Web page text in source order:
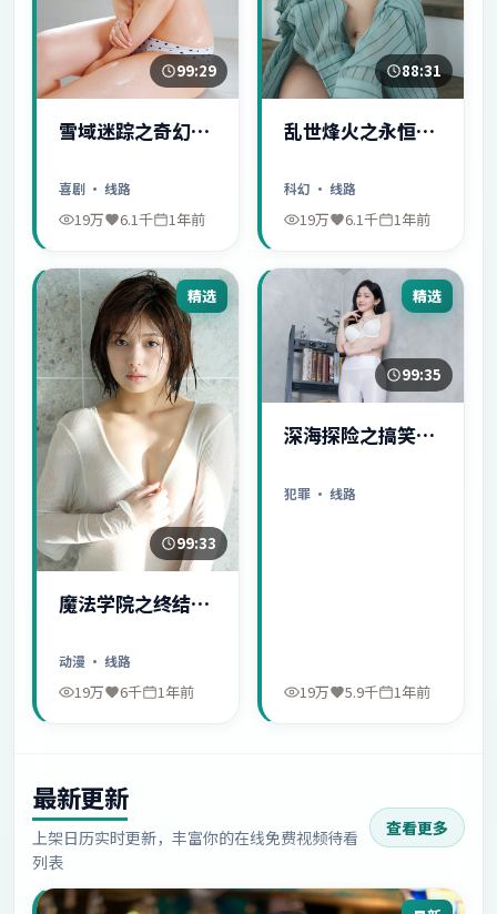
99:29
雪域迷踪之奇幻冒
喜剧 · 线路
19万 6.1千 1年前
88:31
乱世烽火之永恒爱
科幻 · 线路
19万 6.1千 1年前
精选
99:33
魔法学院之终结序
动漫 · 线路
19万 6千 1年前
精选
99:35
深海探险之搞笑日
犯罪 · 线路
19万 5.9千 1年前
最新更新
上架日历实时更新，丰富你的在线免费视频待看
列表
查看更多